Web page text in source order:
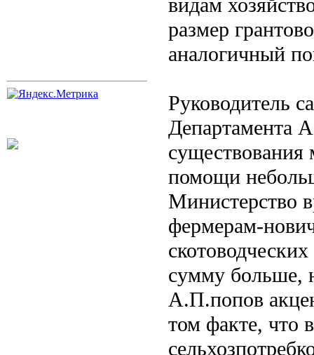
видам
размер
аналогичный
Руководитель
Департамента
существования
помощи
Министерство
фермерам-
сумму больше,
А.П.попов
том факте, что